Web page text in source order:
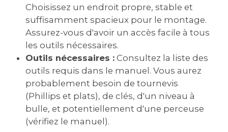
Choisissez un endroit propre, stable et
suffisamment spacieux pour le montage.
Assurez-vous d'avoir un accès facile à tous
les outils nécessaires.
Outils nécessaires : Consultez la liste des
outils requis dans le manuel. Vous aurez
probablement besoin de tournevis
(Phillips et plats), de clés, d'un niveau à
bulle, et potentiellement d'une perceuse
(vérifiez le manuel).